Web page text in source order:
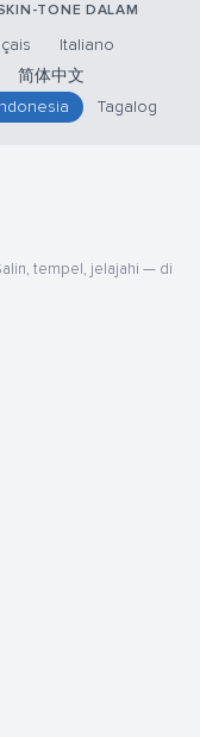
TONE DALAM
Italiano
简体中文
Tagalog
tempel, jelajahi — di